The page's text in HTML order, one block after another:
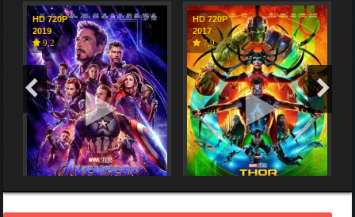
HD 720P
2019
9,2
HD 720P
2017
7,9